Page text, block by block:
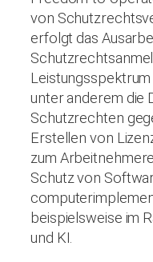
von
erfolgt das
unter anderem die
Schutzrechten
Erstellen von
zum
Schutz von
beispielsweise im
und KI.